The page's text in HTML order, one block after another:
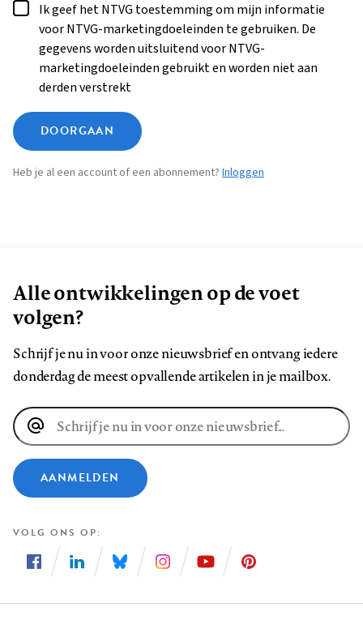
Ik geef het NTVG toestemming om mijn informatie
voor NTVG-marketingdoeleinden te gebruiken. De
gegevens worden uitsluitend voor NTVG-
marketingdoeleinden gebruikt en worden niet aan
derden verstrekt
DOORGAAN
Heb je al een account of een abonnement? Inloggen
Alle ontwikkelingen op de voet
volgen?
Schrijf je nu in voor onze nieuwsbrief en ontvang iedere
donderdag de meest opvallende artikelen in je mailbox.
E-
mailadres
AANMELDEN
VOLG ONS OP
ons
ons
ons
ons
ons
ons